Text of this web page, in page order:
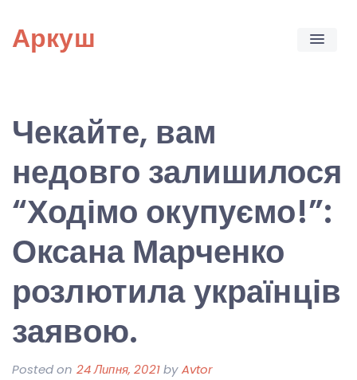
content
Аркуш
Чекайте, вам
недовго залишилося
“Ходімо окупуємо!”:
Оксана Марченко
розлютила українців
заявою.
Posted on 24 Липня, 2021byAvtor